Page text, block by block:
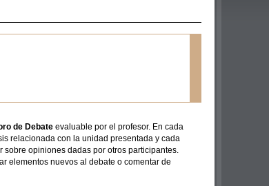
de Debate evaluable por el profesor. En cada
relacionada con la unidad presentada y cada
opiniones dadas por otros participantes.
elementos nuevos al debate o comentar de